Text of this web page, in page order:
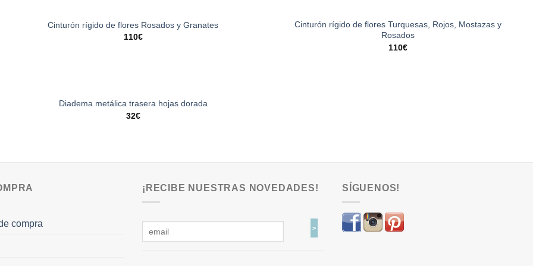
Cinturón rígido de flores Rosados y Granates
110€
Cinturón rígido de flores Turquesas, Rojos, Mostazas y
Rosados
110€
Diadema metálica trasera hojas dorada
32€
compra
¡RECIBE NUESTRAS NOVEDADES! SÍGUENOS!